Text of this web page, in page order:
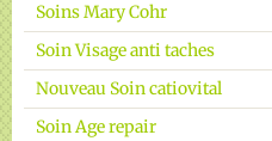
Soins Mary Cohr
Soin Visage anti taches
Nouveau Soin catiovital
Soin Age repair